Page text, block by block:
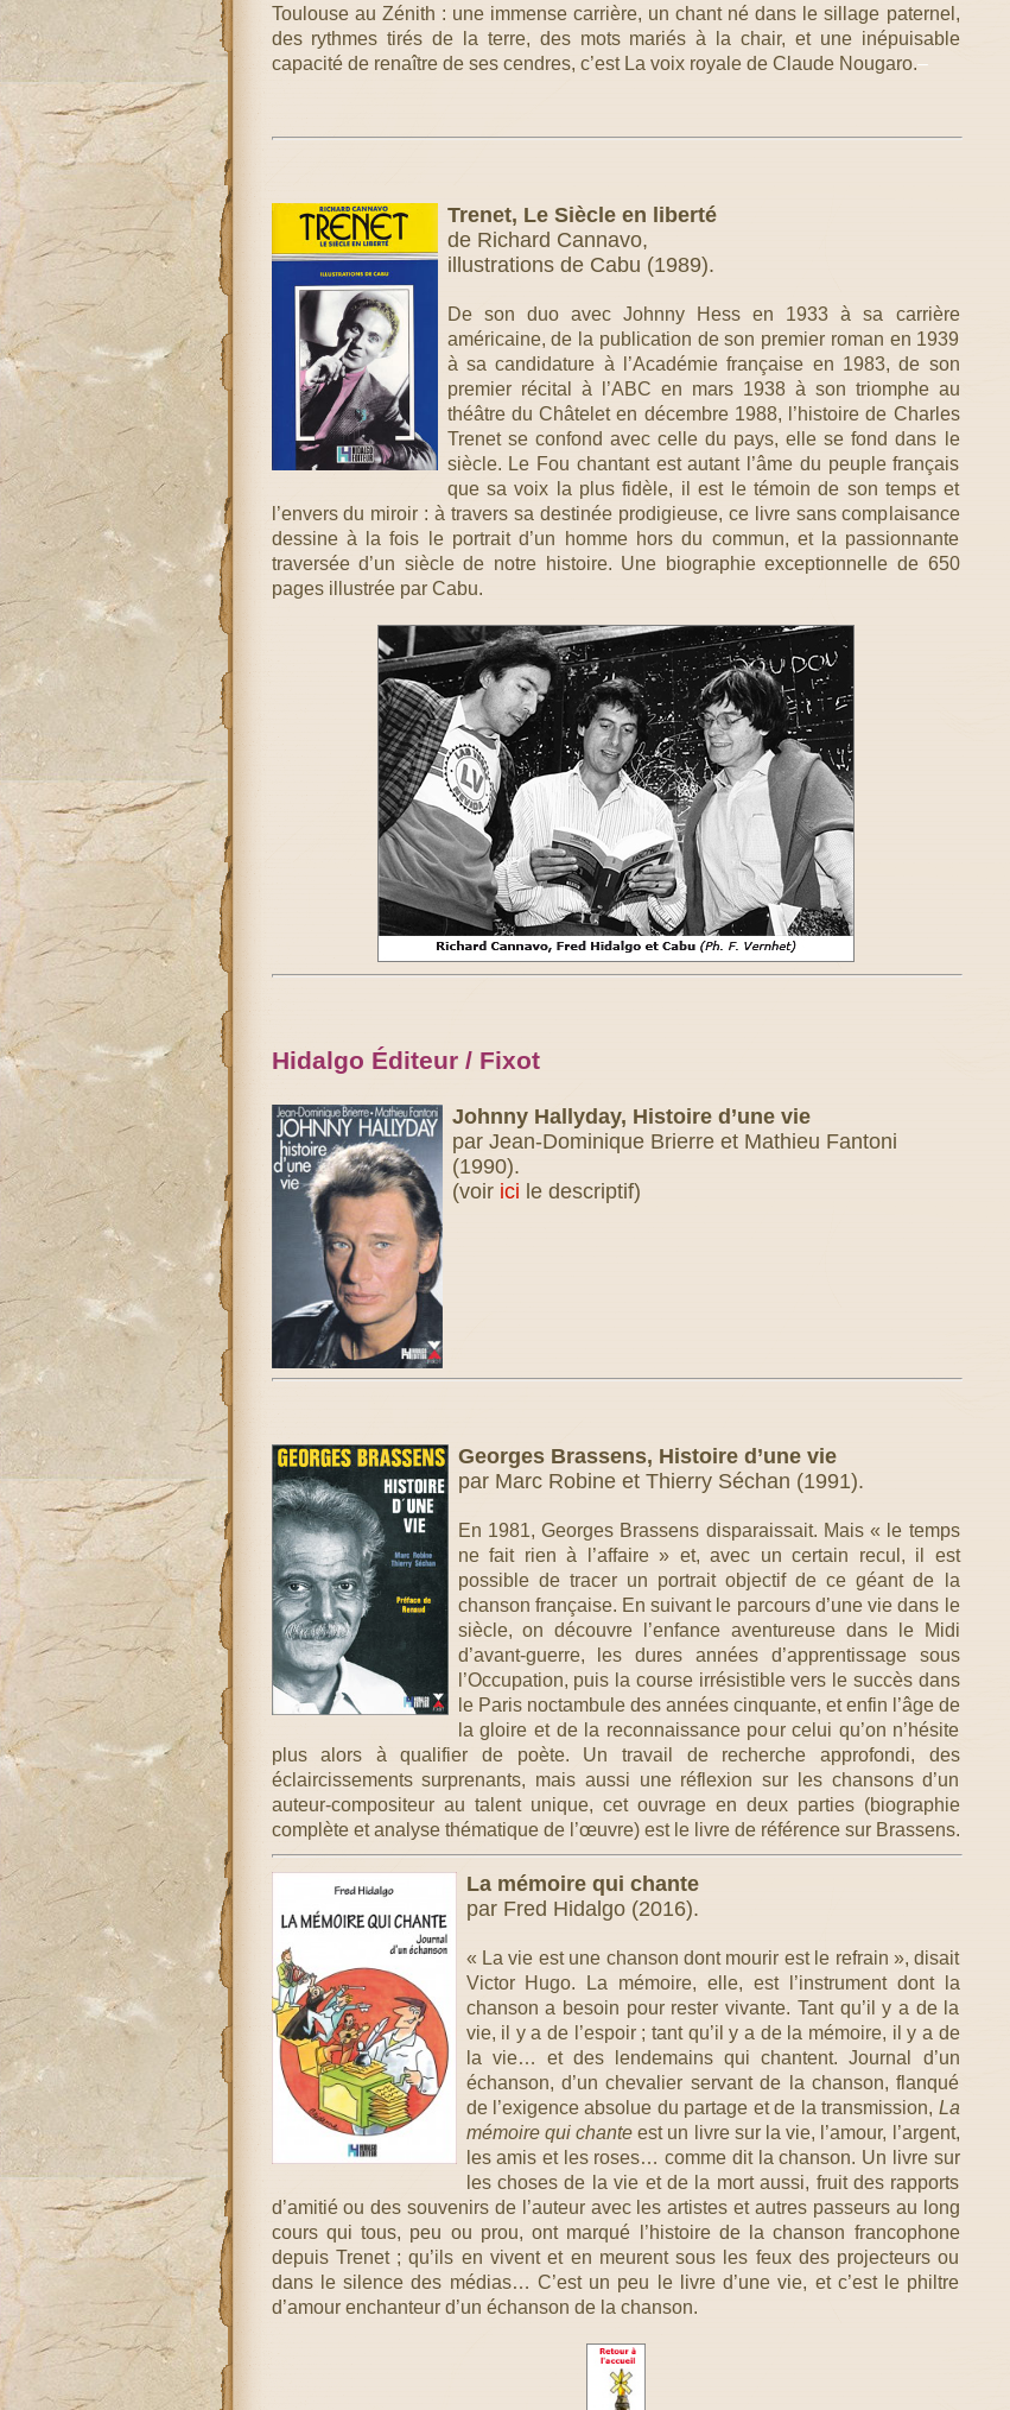
Toulouse au Zénith : une immense carrière, un chant né dans le sillage paternel,
des rythmes tirés de la terre, des mots mariés à la chair, et une inépuisable
capacité de renaître de ses cendres, c’est La voix royale de Claude Nougaro.–
Trenet, Le Siècle en liberté
de Richard Cannavo,
illustrations de Cabu (1989).
De son duo avec Johnny Hess en 1933 à sa carrière
américaine, de la publication de son premier roman en 1939
à sa candidature à l’Académie française en 1983, de son
premier récital à l’ABC en mars 1938 à son triomphe au
théâtre du Châtelet en décembre 1988, l’histoire de Charles
Trenet se confond avec celle du pays, elle se fond dans le
siècle. Le Fou chantant est autant l’âme du peuple français
que sa voix la plus fidèle, il est le témoin de son temps et
l’envers du miroir : à travers sa destinée prodigieuse, ce livre sans complaisance
dessine à la fois le portrait d’un homme hors du commun, et la passionnante
traversée d’un siècle de notre histoire. Une biographie exceptionnelle de 650
pages illustrée par Cabu.
Hidalgo Éditeur / Fixot
Johnny Hallyday, Histoire d’une vie
par Jean-Dominique Brierre et Mathieu Fantoni
(1990).
(voir ici le descriptif)
Georges Brassens, Histoire d’une vie
par Marc Robine et Thierry Séchan (1991).
En 1981, Georges Brassens disparaissait. Mais « le temps
ne fait rien à l’affaire » et, avec un certain recul, il est
possible de tracer un portrait objectif de ce géant de la
chanson française. En suivant le parcours d’une vie dans le
siècle, on découvre l’enfance aventureuse dans le Midi
d’avant-guerre, les dures années d’apprentissage sous
l’Occupation, puis la course irrésistible vers le succès dans
le Paris noctambule des années cinquante, et enfin l’âge de
la gloire et de la reconnaissance pour celui qu’on n’hésite
plus alors à qualifier de poète. Un travail de recherche approfondi, des
éclaircissements surprenants, mais aussi une réflexion sur les chansons d’un
auteur-compositeur au talent unique, cet ouvrage en deux parties (biographie
complète et analyse thématique de l’œuvre) est le livre de référence sur Brassens.
La mémoire qui chante
par Fred Hidalgo (2016).
« La vie est une chanson dont mourir est le refrain », disait
Victor Hugo. La mémoire, elle, est l’instrument dont la
chanson a besoin pour rester vivante. Tant qu’il y a de la
vie, il y a de l’espoir ; tant qu’il y a de la mémoire, il y a de
la vie… et des lendemains qui chantent. Journal d’un
échanson, d’un chevalier servant de la chanson, flanqué
de l’exigence absolue du partage et de la transmission, La
mémoire qui chanteest un livre sur la vie, l’amour, l’argent,
les amis et les roses… comme dit la chanson. Un livre sur
les choses de la vie et de la mort aussi, fruit des rapports
d’amitié ou des souvenirs de l’auteur avec les artistes et autres passeurs au long
cours qui tous, peu ou prou, ont marqué l’histoire de la chanson francophone
depuis Trenet ; qu’ils en vivent et en meurent sous les feux des projecteurs ou
dans le silence des médias… C’est un peu le livre d’une vie, et c’est le philtre
d’amour enchanteur d’un échanson de la chanson.